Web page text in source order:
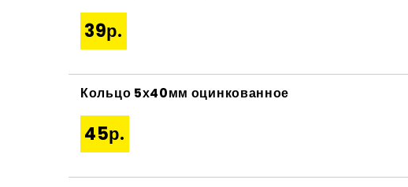
39р.
Кольцо 5х40мм оцинкованное
45р.